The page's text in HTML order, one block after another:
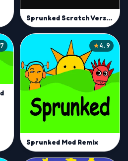
Sprunked Scratch Version
4.9
Sprunked Mod Remix